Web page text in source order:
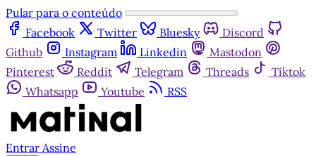
Pular para o conteúdo
Facebook
Twitter Bluesky
Discord
Github
Instagram Linkedin
Mastodon
Pinterest
Reddit Telegram Threads
Tiktok
Whatsapp
Youtube RSS
Entrar Assine